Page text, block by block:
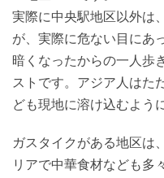
実際に中央駅地区以外は
が、実際に危ない目にあ
暗くなったからの一人歩
ストです。アジア人はた
ども現地に溶け込むよう
ガスタイクがある地区は
リアで中華食材なども多